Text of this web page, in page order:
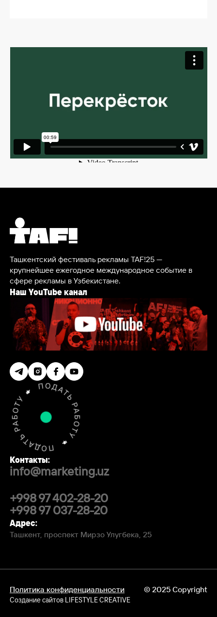
Ташкентский фестиваль рекламы TAF!25 —
крупнейшее ежегодное международное событие в
сфере рекламы в Узбекистане.
Наш YouTube канал
Контакты:
info@marketing.uz
+998 97 402-28-20
+998 97 037-28-20
Адрес:
Ташкент, проспект Мирзо Улугбека, 25
Политика конфиденциальности
© 2025 Copyright
Создание сайтов LIFESTYLE CREATIVE